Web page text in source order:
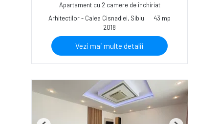
Apartament cu 2 camere de închiriat
Arhitectilor - Calea Cisnadiei, Sibiu
43 mp
2018
Vezi mai multe detalii